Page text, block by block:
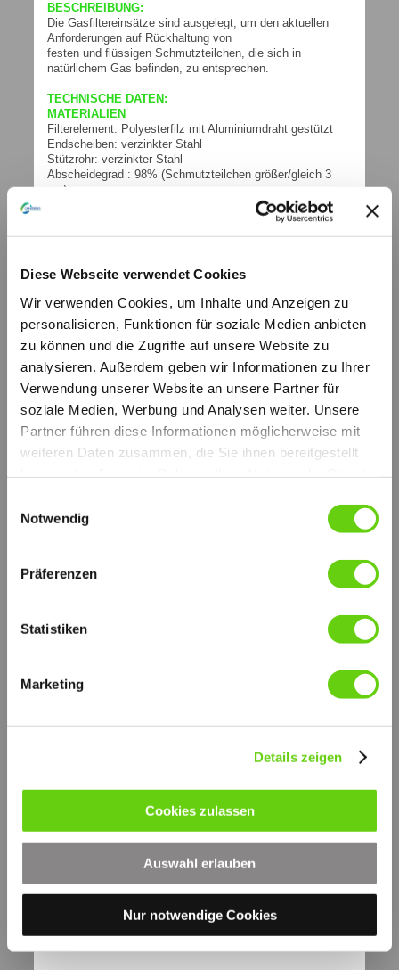
Diese Webseite verwendet Cookies
Wir verwenden Cookies, um Inhalte und Anzeigen zu
personalisieren, Funktionen für soziale Medien anbieten
zu können und die Zugriffe auf unsere Website zu
analysieren. Außerdem geben wir Informationen zu Ihrer
Verwendung unserer Website an unsere Partner für
soziale Medien, Werbung und Analysen weiter. Unsere
Partner führen diese Informationen möglicherweise mit
weiteren Daten zusammen, die Sie ihnen bereitgestellt
Notwendig
Präferenzen
Statistiken
Marketing
Details zeigen
Cookies zulassen
Auswahl erlauben
Nur notwendige Cookies
BESCHREIBUNG:
Die Gasfiltereinsätze sind ausgelegt, um den aktuellen
Anforderungen auf Rückhaltung von
festen und flüssigen Schmutzteilchen, die sich in
natürlichem Gas befinden, zu entsprechen.
TECHNISCHE DATEN:
MATERIALIEN
Filterelement: Polyesterfilz mit Aluminiumdraht gestützt
Endscheiben: verzinkter Stahl
Stützrohr: verzinkter Stahl
Abscheidegrad : 98% (Schmutzteilchen größer/gleich 3
µm)
99% (Schmutzteilchen größer/gleich 5 µm)
Sonderausführungen auf Wunsch.
Filtrierungsrichtung: aussen / innen
Für weitere Informationen wenden Sie sich bitte an unsere
technische Abteilung.
weitere technische Informationen (PDF)
© by hydraulik4u - ÄNDERUNGEN
VORBEHALTEN. MODIFICATIONS
RESERVED WITHOUT PRIOR NOTICE.
GAS.pdf
PDF-Dokument [236.4 KB]
Die Qualität und Zuverlässigkeit der Sofima Produkte
und durch internationale Zusammenarbeit auf höchstem
technischen Niveau ständig garantiert.
Feststellung der einwandfreien Fertigungsqualität
Verfahren zur Prüfung der Endscheibenbelastung
Durchflusswiderstand gegen Volumenstrom
innerhalb der UFI Filters Gruppe, dass sich mit der
Filtration für mobile Anwendungen befasst.
Unsere langjährige Erfahrung in diesem speziellen Bereich,
zusammen mit den Möglichkeiten der Forschung und
ausschließlich dem Thema widmet, hat uns ermöglicht ein
komplettes Produktprogramm zu entwickeln das ständig